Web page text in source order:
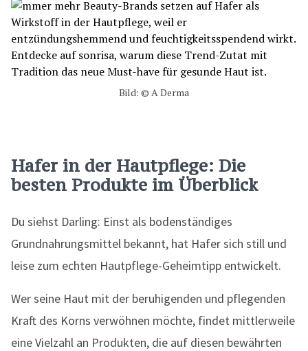
Bild: © A Derma
Hafer in der Hautpflege: Die
besten Produkte im Überblick
Du siehst Darling: Einst als bodenständiges
Grundnahrungsmittel bekannt, hat Hafer sich still und
leise zum echten Hautpflege-Geheimtipp entwickelt.
Wer seine Haut mit der beruhigenden und pflegenden
Kraft des Korns verwöhnen möchte, findet mittlerweile
eine Vielzahl an Produkten, die auf diesen bewährten